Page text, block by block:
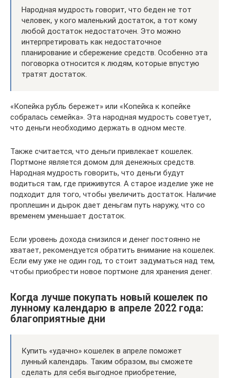
Народная мудрость говорит, что беден не тот
человек, у кого маленький достаток, а тот кому
любой достаток недостаточен. Это можно
интерпретировать как недостаточное
планирование и сбережение средств. Особенно эта
поговорка относится к людям, которые впустую
тратят достаток.
«Копейка рубль бережет» или «Копейка к копейке
собралась семейка». Эта народная мудрость советует,
что деньги необходимо держать в одном месте.
Также считается, что деньги привлекает кошелек.
Портмоне является домом для денежных средств.
Народная мудрость говорить, что деньги будут
водиться там, где приживутся. А старое изделие уже не
подходит для того, чтобы увеличить достаток. Наличие
проплешин и дырок дает деньгам путь наружу, что со
временем уменьшает достаток.
Если уровень дохода снизился и денег постоянно не
хватает, рекомендуется обратить внимание на кошелек.
Если ему уже не один год, то стоит задуматься над тем,
чтобы приобрести новое портмоне для хранения денег.
Когда лучше покупать новый кошелек по
лунному календарю в апреле 2022 года:
благоприятные дни
Купить «удачно» кошелек в апреле поможет
лунный календарь. Таким образом, вы сможете
сделать для себя выгодное приобретение,